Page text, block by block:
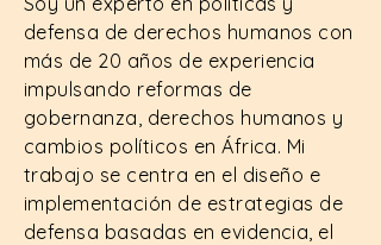
defensa de derechos humanos con
más de 20 años de experiencia
impulsando reformas de
gobernanza, derechos humanos y
cambios políticos en África. Mi
trabajo se centra en el diseño e
implementación de estrategias de
defensa basadas en evidencia, el